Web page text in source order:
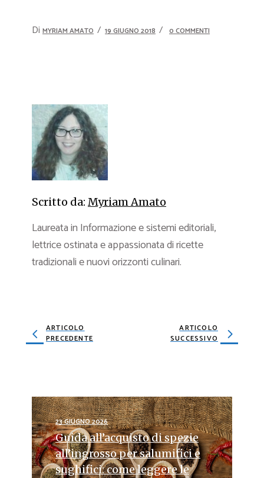
Di MYRIAM AMATO 19 GIUGNO 2018 0 COMMENTI
Scritto da: Myriam Amato
Laureata in Informazione e sistemi editoriali,
lettrice ostinata e appassionata di ricette
tradizionali e nuovi orizzonti culinari.
ARTICOLO
PRECEDENTE
ARTICOLO
SUCCESSIVO
23 GIUGNO 2026
Guida all’acquisto di spezie
all’ingrosso per salumifici e
sughifici: come leggere le